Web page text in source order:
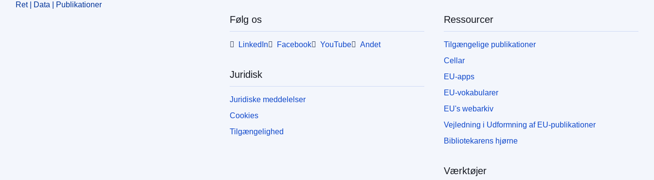
Ret | Data | Publikationer
Følg os
LinkedIn Facebook YouTube Andet
Juridisk
Juridiske meddelelser
Cookies
Tilgængelighed
Ressourcer
Tilgængelige publikationer
Cellar
EU-apps
EU-vokabularer
EU's webarkiv
Vejledning i Udformning af EU-publikationer
Bibliotekarens hjørne
Værktøjer